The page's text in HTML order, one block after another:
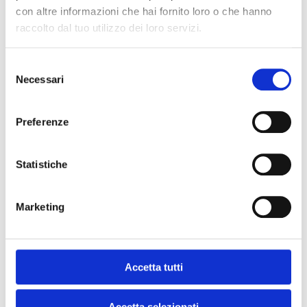
con altre informazioni che hai fornito loro o che hanno
raccolto dal tuo utilizzo dei loro servizi.
Necessari
Preferenze
Statistiche
Marketing
Accetta tutti
Comitato organizzatore